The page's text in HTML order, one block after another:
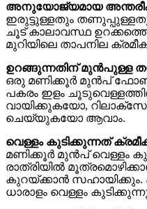
അനുയോജ്യമായ
ഇരുട്ടുള്ളതും
ചൂട് കാലാവസ്ഥ
മുറിയിലെ താപനില
ഉറങ്ങുന്നതിന് മുൻപുള്ള
ഒരു മണിക്കൂർ മുൻപ് ഫോൺ,
പകരം ഇളം
വായിക്കുകയോ,
ചെയ്യുകയോ ആവാം.
വെള്ളം കുടിക്കുന്നത്
മണിക്കൂർ മുൻപ് വെള്ളം
രാത്രിയിൽ
കുറയ്ക്കാൻ
ധാരാളം വെള്ളം